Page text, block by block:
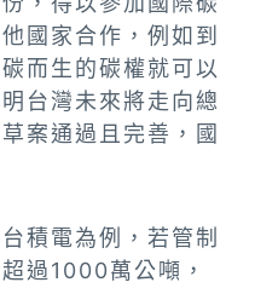
國家合作，例如到
而生的碳權就可以
台灣未來將走向總
案通過且完善，國
積電為例，若管制
過1000萬公噸，